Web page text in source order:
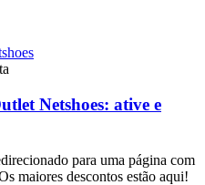
Netshoes: ative e
para uma página com
maiores descontos estão aqui!